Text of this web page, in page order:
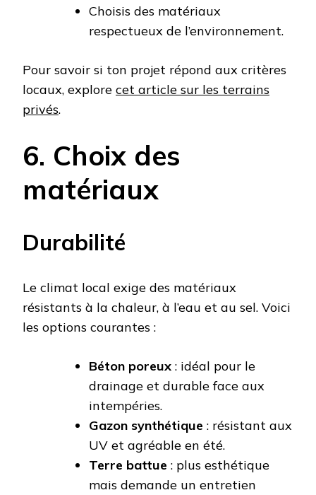
Choisis des matériaux
respectueux de l’environnement.
Pour savoir si ton projet répond aux critères
locaux, explore cet article sur les terrains
privés.
6. Choix des
matériaux
Durabilité
Le climat local exige des matériaux
résistants à la chaleur, à l’eau et au sel. Voici
les options courantes :
Béton poreux : idéal pour le
drainage et durable face aux
intempéries.
Gazon synthétique : résistant aux
UV et agréable en été.
Terre battue : plus esthétique
mais demande un entretien